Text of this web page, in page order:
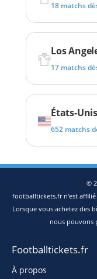
18 matchs
Los
17 matchs
États-Unis
652 matchs
©
footballtickets.fr n'est
Lorsque vous achetez des
nous pouvons
Footballtickets.fr
À propos